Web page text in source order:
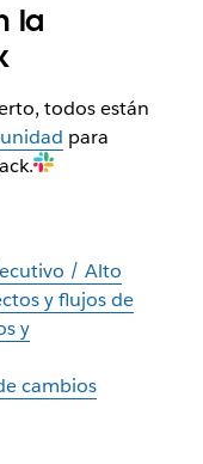
la
todos están
para
/ Alto
y flujos de
y
cambios